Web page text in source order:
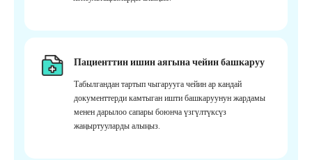
Пациенттин ишин аягына чейин башкаруу
Табылгандан тартып чыгарууга чейин ар кандай
документтерди камтыган ишти башкаруунун жардамы
менен дарылоо сапары боюнча үзгүлтүксүз
жаңыртууларды алыңыз.